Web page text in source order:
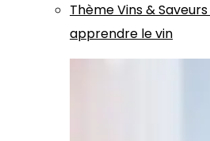
ThèmeVins & Saveurs
apprendre le vin